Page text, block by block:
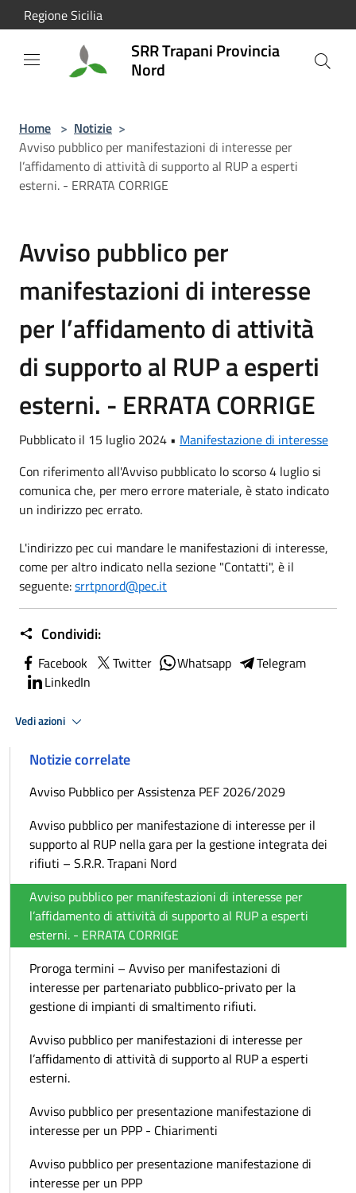
Salta al contenuto principale
Regione Sicilia
SRR Trapani Provincia
Nord
Home > Notizie >
Avviso pubblico per manifestazioni di interesse per
l’affidamento di attività di supporto al RUP a esperti
esterni. - ERRATA CORRIGE
Avviso pubblico per
manifestazioni di interesse
per l’affidamento di attività
di supporto al RUP a esperti
esterni. - ERRATA CORRIGE
Pubblicato il 15 luglio 2024 • Manifestazione di interesse
Con riferimento all'Avviso pubblicato lo scorso 4 luglio si
comunica che, per mero errore materiale, è stato indicato
un indirizzo pec errato.
L'indirizzo pec cui mandare le manifestazioni di interesse,
come per altro indicato nella sezione "Contatti", è il
seguente:srrtpnord@pec.it
Condividi:
Facebook Twitter Whatsapp
Telegram
LinkedIn
Vedi azioni
Notizie correlate
Avviso Pubblico per Assistenza PEF 2026/2029
Avviso pubblico per manifestazione di interesse per il
supporto al RUP nella gara per la gestione integrata dei
rifiuti – S.R.R. Trapani Nord
Avviso pubblico per manifestazioni di interesse per
l’affidamento di attività di supporto al RUP a esperti
esterni. - ERRATA CORRIGE
Proroga termini – Avviso per manifestazioni di
interesse per partenariato pubblico-privato per la
gestione di impianti di smaltimento rifiuti.
Avviso pubblico per manifestazioni di interesse per
l’affidamento di attività di supporto al RUP a esperti
esterni.
Avviso pubblico per presentazione manifestazione di
interesse per un PPP - Chiarimenti
Avviso pubblico per presentazione manifestazione di
interesse per un PPP